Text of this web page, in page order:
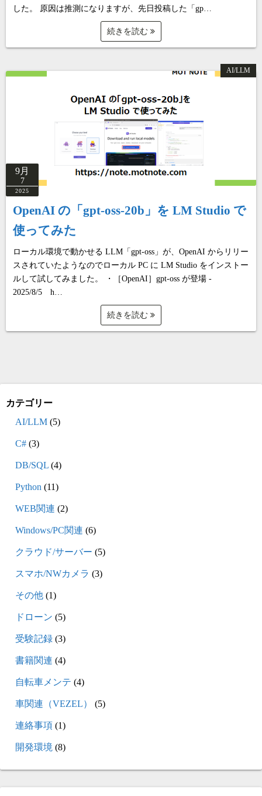
した。 原因は推測になりますが、先日投稿した「gp…
続きを読む
AI/LLM
9月
7
2025
OpenAI の「gpt-oss-20b」を LM Studio で
使ってみた
ローカル環境で動かせる LLM「gpt-oss」が、OpenAI からリリー
スされていたようなのでローカル PC に LM Studio をインストー
ルして試してみました。 ・［OpenAI］gpt-oss が登場 -
2025/8/5 h…
続きを読む
カテゴリー
AI/LLM (5)
C# (3)
DB/SQL (4)
Python (11)
WEB関連 (2)
Windows/PC関連 (6)
クラウド/サーバー (5)
スマホ/NWカメラ (3)
その他 (1)
ドローン (5)
受験記録 (3)
書籍関連 (4)
自転車メンテ (4)
車関連（VEZEL）
(5)
連絡事項 (1)
開発環境 (8)